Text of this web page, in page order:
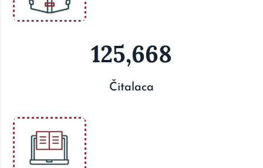
125,668
Čitalaca